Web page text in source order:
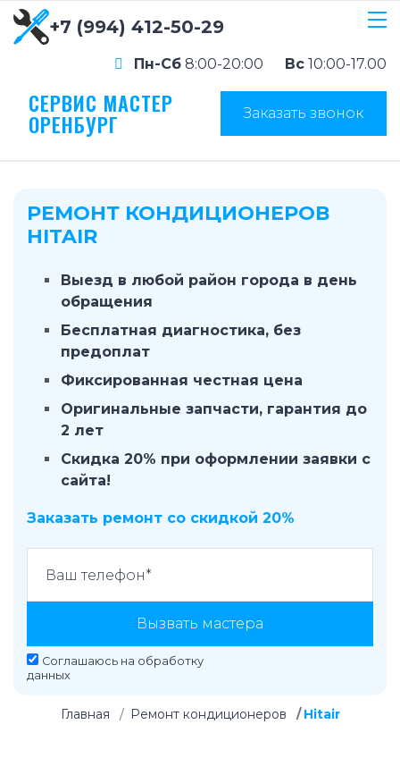
+7 (994) 412-50-29
Пн-Сб 8:00-20:00 Вс 10:00-17.00
СЕРВИС МАСТЕР
ОРЕНБУРГ Заказать звонок
РЕМОНТ КОНДИЦИОНЕРОВ
HITAIR
Выезд в любой район города в день
обращения
Бесплатная диагностика, без
предоплат
Фиксированная честная цена
Оригинальные запчасти, гарантия до
2 лет
Скидка 20% при оформлении заявки с
сайта!
Заказать ремонт со скидкой 20%
Вызвать мастера
Соглашаюсь на обработку
данных
Главная Ремонт кондиционеров Hitair